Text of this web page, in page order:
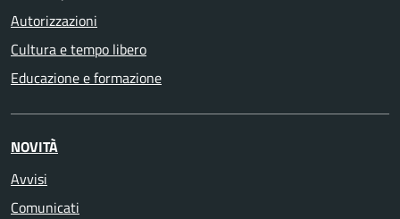
Autorizzazioni
Cultura e tempo libero
Educazione e formazione
NOVITÀ
Avvisi
Comunicati